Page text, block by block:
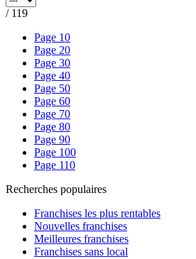
/ 119
Page 10
Page 20
Page 30
Page 40
Page 50
Page 60
Page 70
Page 80
Page 90
Page 100
Page 110
Recherches populaires
Franchises les plus rentables
Nouvelles franchises
Meilleures franchises
Franchises sans local